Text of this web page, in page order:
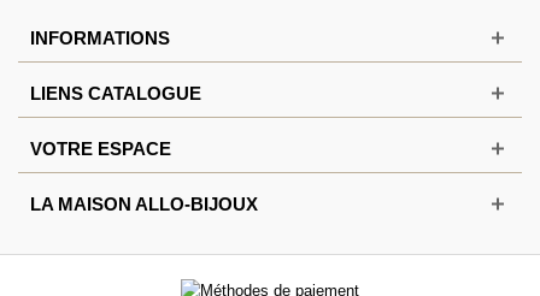
INFORMATIONS
LIENS CATALOGUE
VOTRE ESPACE
LA MAISON ALLO-BIJOUX